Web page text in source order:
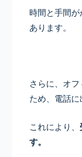
時間と手間
あります。
さらに、オ
ため、電話に
これにより、
す。